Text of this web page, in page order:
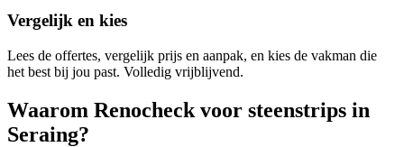
Vergelijk en kies
Lees de offertes, vergelijk prijs en aanpak, en kies de vakman die
het best bij jou past. Volledig vrijblijvend.
Waarom Renocheck voor steenstrips in
Seraing?